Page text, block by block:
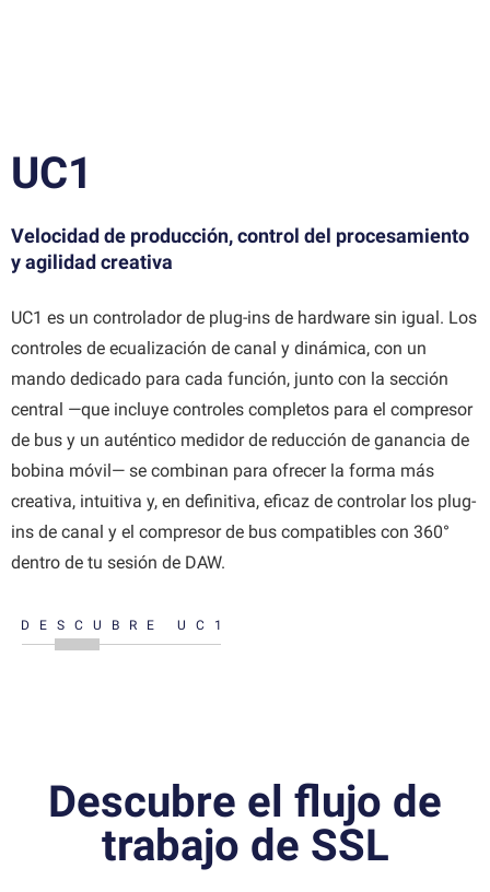
UC1
Velocidad de producción, control del procesamiento
y agilidad creativa
UC1 es un controlador de plug-ins de hardware sin igual. Los
controles de ecualización de canal y dinámica, con un
mando dedicado para cada función, junto con la sección
central —que incluye controles completos para el compresor
de bus y un auténtico medidor de reducción de ganancia de
bobina móvil— se combinan para ofrecer la forma más
creativa, intuitiva y, en definitiva, eficaz de controlar los plug-
ins de canal y el compresor de bus compatibles con 360°
dentro de tu sesión de DAW.
DESCUBRE UC1
Descubre el flujo de
trabajo de SSL